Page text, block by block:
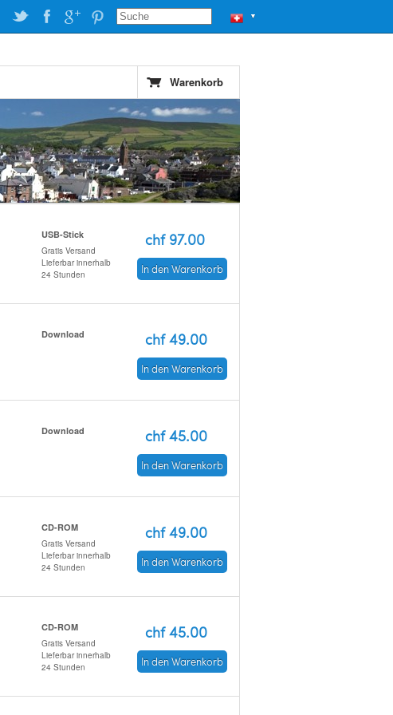
▼
Warenkorb
USB-Stick
Gratis Versand
Lieferbar innerhalb
24 Stunden
chf 97.00
In den Warenkorb
Download chf 49.00
In den Warenkorb
Download chf 45.00
In den Warenkorb
CD-ROM
Gratis Versand
Lieferbar innerhalb
24 Stunden
chf 49.00
In den Warenkorb
CD-ROM
Gratis Versand
Lieferbar innerhalb
24 Stunden
chf 45.00
In den Warenkorb